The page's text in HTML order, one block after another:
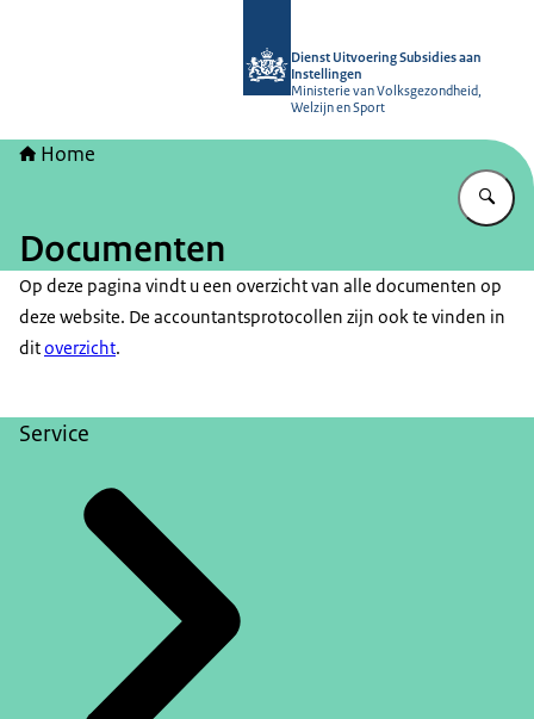
Dienst Uitvoering Subsidies aan
Instellingen
Ministerie van Volksgezondheid,
Welzijn en Sport
Home
Documenten
Op deze pagina vindt u een overzicht van alle documenten op
deze website. De accountantsprotocollen zijn ook te vinden in
ditoverzicht.
Service